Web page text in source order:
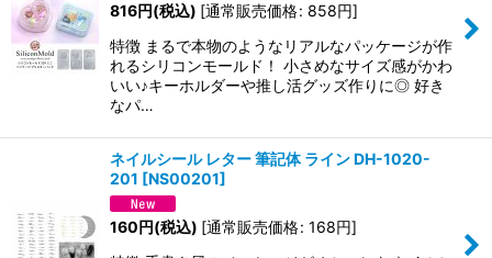
816円(税込) [通常販売価格: 858円]
特徴 まるで本物のようなリアルなパッケージが作
れるシリコンモールド！ 小さめなサイズ感がかわ
いい♪キーホルダーや推し活グッズ作りに◎ 好き
なパ…
ネイルシール レター 筆記体 ライン DH-1020-
201 [NS00201]
160円(税込) [通常販売価格: 168円]